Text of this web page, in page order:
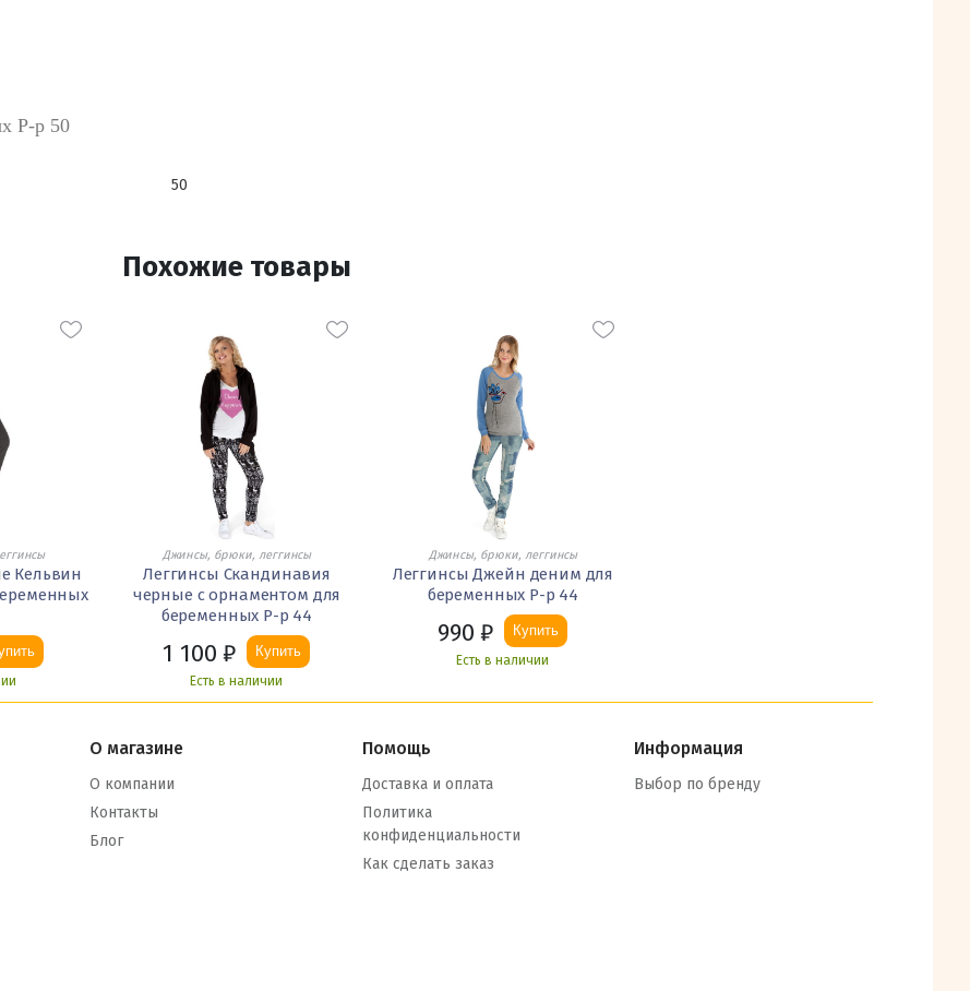
Р-р 50
50
Похожие товары
Кельвин
Джинсы, брюки, леггинсы
Леггинсы Скандинавия
черные с орнаментом для
беременных Р-р 44
1 100 ₽ Купить
Есть в наличии
Джинсы, брюки, леггинсы
Леггинсы Джейн деним для
беременных Р-р 44
990 ₽ Купить
Есть в наличии
О магазине
О компании
Контакты
Блог
Помощь
Доставка и оплата
Политика
конфиденциальности
Как сделать заказ
Информация
Выбор по бренду